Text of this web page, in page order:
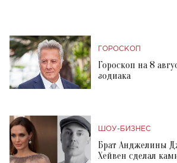
ГОРОСКОП
Гороскоп на 8
зодиака
ШОУ-БИЗНЕС
Брат Анджелины
Хейвен сделал